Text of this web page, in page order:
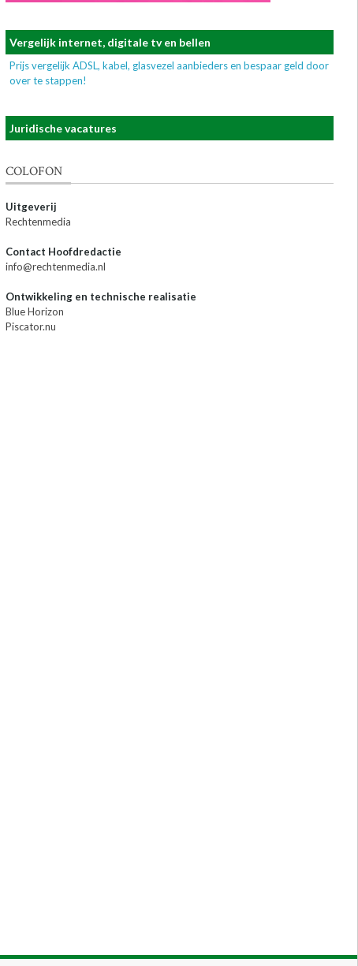
Vergelijk internet, digitale tv en bellen
Prijs vergelijk ADSL, kabel, glasvezel aanbieders en bespaar geld door
over te stappen!
Juridische vacatures
COLOFON
Uitgeverij
Rechtenmedia
Contact Hoofdredactie
info@rechtenmedia.nl
Ontwikkeling en technische realisatie
Blue Horizon
Piscator.nu